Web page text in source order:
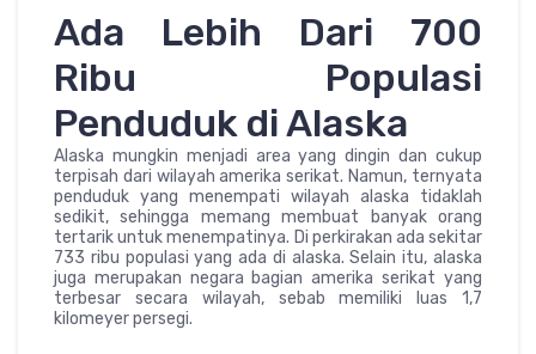
Ada Lebih Dari 700
Ribu Populasi
Penduduk di Alaska
Alaska mungkin menjadi area yang dingin dan cukup
terpisah dari wilayah amerika serikat. Namun, ternyata
penduduk yang menempati wilayah alaska tidaklah
sedikit, sehingga memang membuat banyak orang
tertarik untuk menempatinya. Di perkirakan ada sekitar
733 ribu populasi yang ada di alaska. Selain itu, alaska
juga merupakan negara bagian amerika serikat yang
terbesar secara wilayah, sebab memiliki luas 1,7
kilomeyer persegi.